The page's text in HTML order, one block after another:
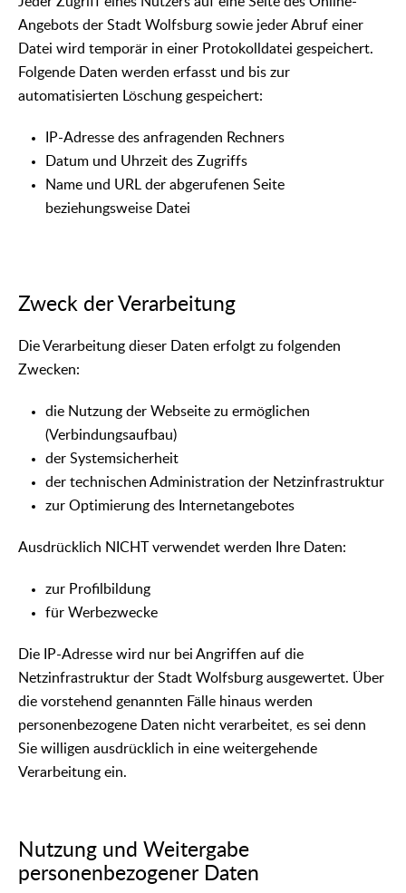
Angebots der Stadt Wolfsburg sowie jeder Abruf einer
Datei wird temporär in einer Protokolldatei gespeichert.
Folgende Daten werden erfasst und bis zur
automatisierten Löschung gespeichert:
IP-Adresse des anfragenden Rechners
Datum und Uhrzeit des Zugriffs
Name und URL der abgerufenen Seite
beziehungsweise Datei
Zweck der Verarbeitung
Die Verarbeitung dieser Daten erfolgt zu folgenden
Zwecken:
die Nutzung der Webseite zu ermöglichen
(Verbindungsaufbau)
der Systemsicherheit
der technischen Administration der Netzinfrastruktur
zur Optimierung des Internetangebotes
Ausdrücklich NICHT verwendet werden Ihre Daten:
zur Profilbildung
für Werbezwecke
Die IP-Adresse wird nur bei Angriffen auf die
Netzinfrastruktur der Stadt Wolfsburg ausgewertet. Über
die vorstehend genannten Fälle hinaus werden
personenbezogene Daten nicht verarbeitet, es sei denn
Sie willigen ausdrücklich in eine weitergehende
Verarbeitung ein.
Nutzung und Weitergabe
personenbezogener Daten